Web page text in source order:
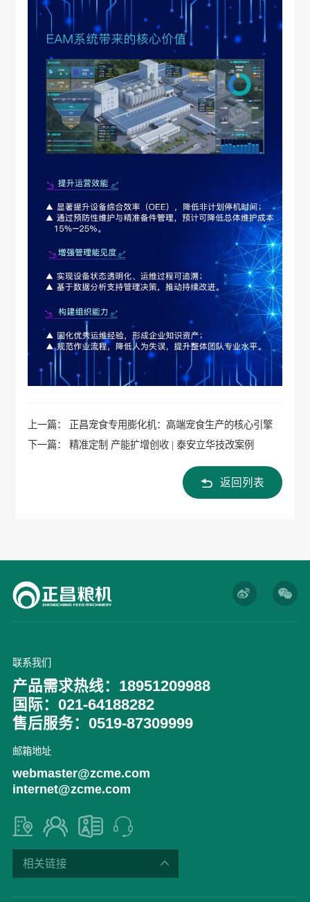
上一篇： 正昌宠食专用膨化机：高端宠食生产的核心引擎
下一篇： 精准定制 产能扩增创收 | 泰安立华技改案例
返回列表
联系我们
产品需求热线：18951209988
国际：021-64188282
售后服务：0519-87309999
邮箱地址
webmaster@zcme.com
internet@zcme.com
相关链接